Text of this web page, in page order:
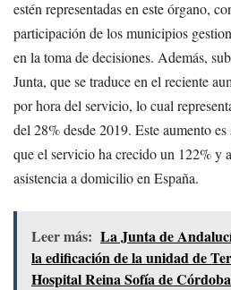
estén representadas en este órgano,
participación de los municipios
en la toma de decisiones. Además,
Junta, que se traduce en el reciente
por hora del servicio, lo cual
del 28% desde 2019. Este aumento
que el servicio ha crecido un 122% y
asistencia a domicilio en España.
Leer más: La Junta de
la edificación de la unidad de
Hospital Reina Sofía de Córdoba